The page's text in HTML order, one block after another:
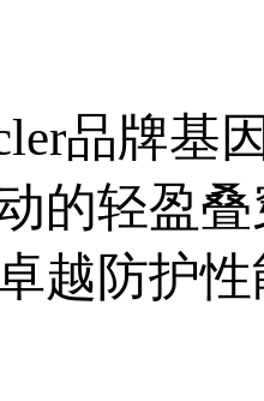
品牌基
的轻盈
越防护